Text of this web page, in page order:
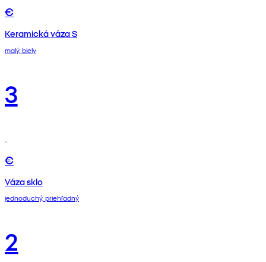
€
Keramická váza S
malý, biely
3
€
Váza sklo
jednoduchý, priehľadný
2